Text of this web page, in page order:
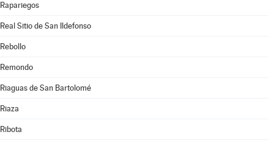
Rapariegos
Real Sitio de San Ildefonso
Rebollo
Remondo
Riaguas de San Bartolomé
Riaza
Ribota